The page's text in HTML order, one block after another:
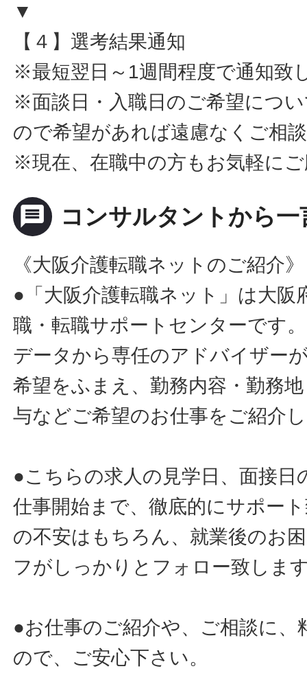
▼
【４】選考結果通知
※最短翌日～1週間程度で通知致
※面談日・入職日のご希望につ
ので希望があれば遠慮なくご相
※現在、在職中の方もお気軽に
message コンサルタントから一
《大阪介護転職ネットのご紹介》
●「大阪介護転職ネット」は大阪
職・転職サポートセンターです
データから専任のアドバイザー
希望をふまえ、勤務内容・勤務
与などご希望のお仕事をご紹介
●こちらの求人の見学日、面接日
仕事開始まで、徹底的にサポー
の不安はもちろん、就業後のお
フがしっかりとフォロー致しま
●お仕事のご紹介や、ご相談に
ので、ご安心下さい。